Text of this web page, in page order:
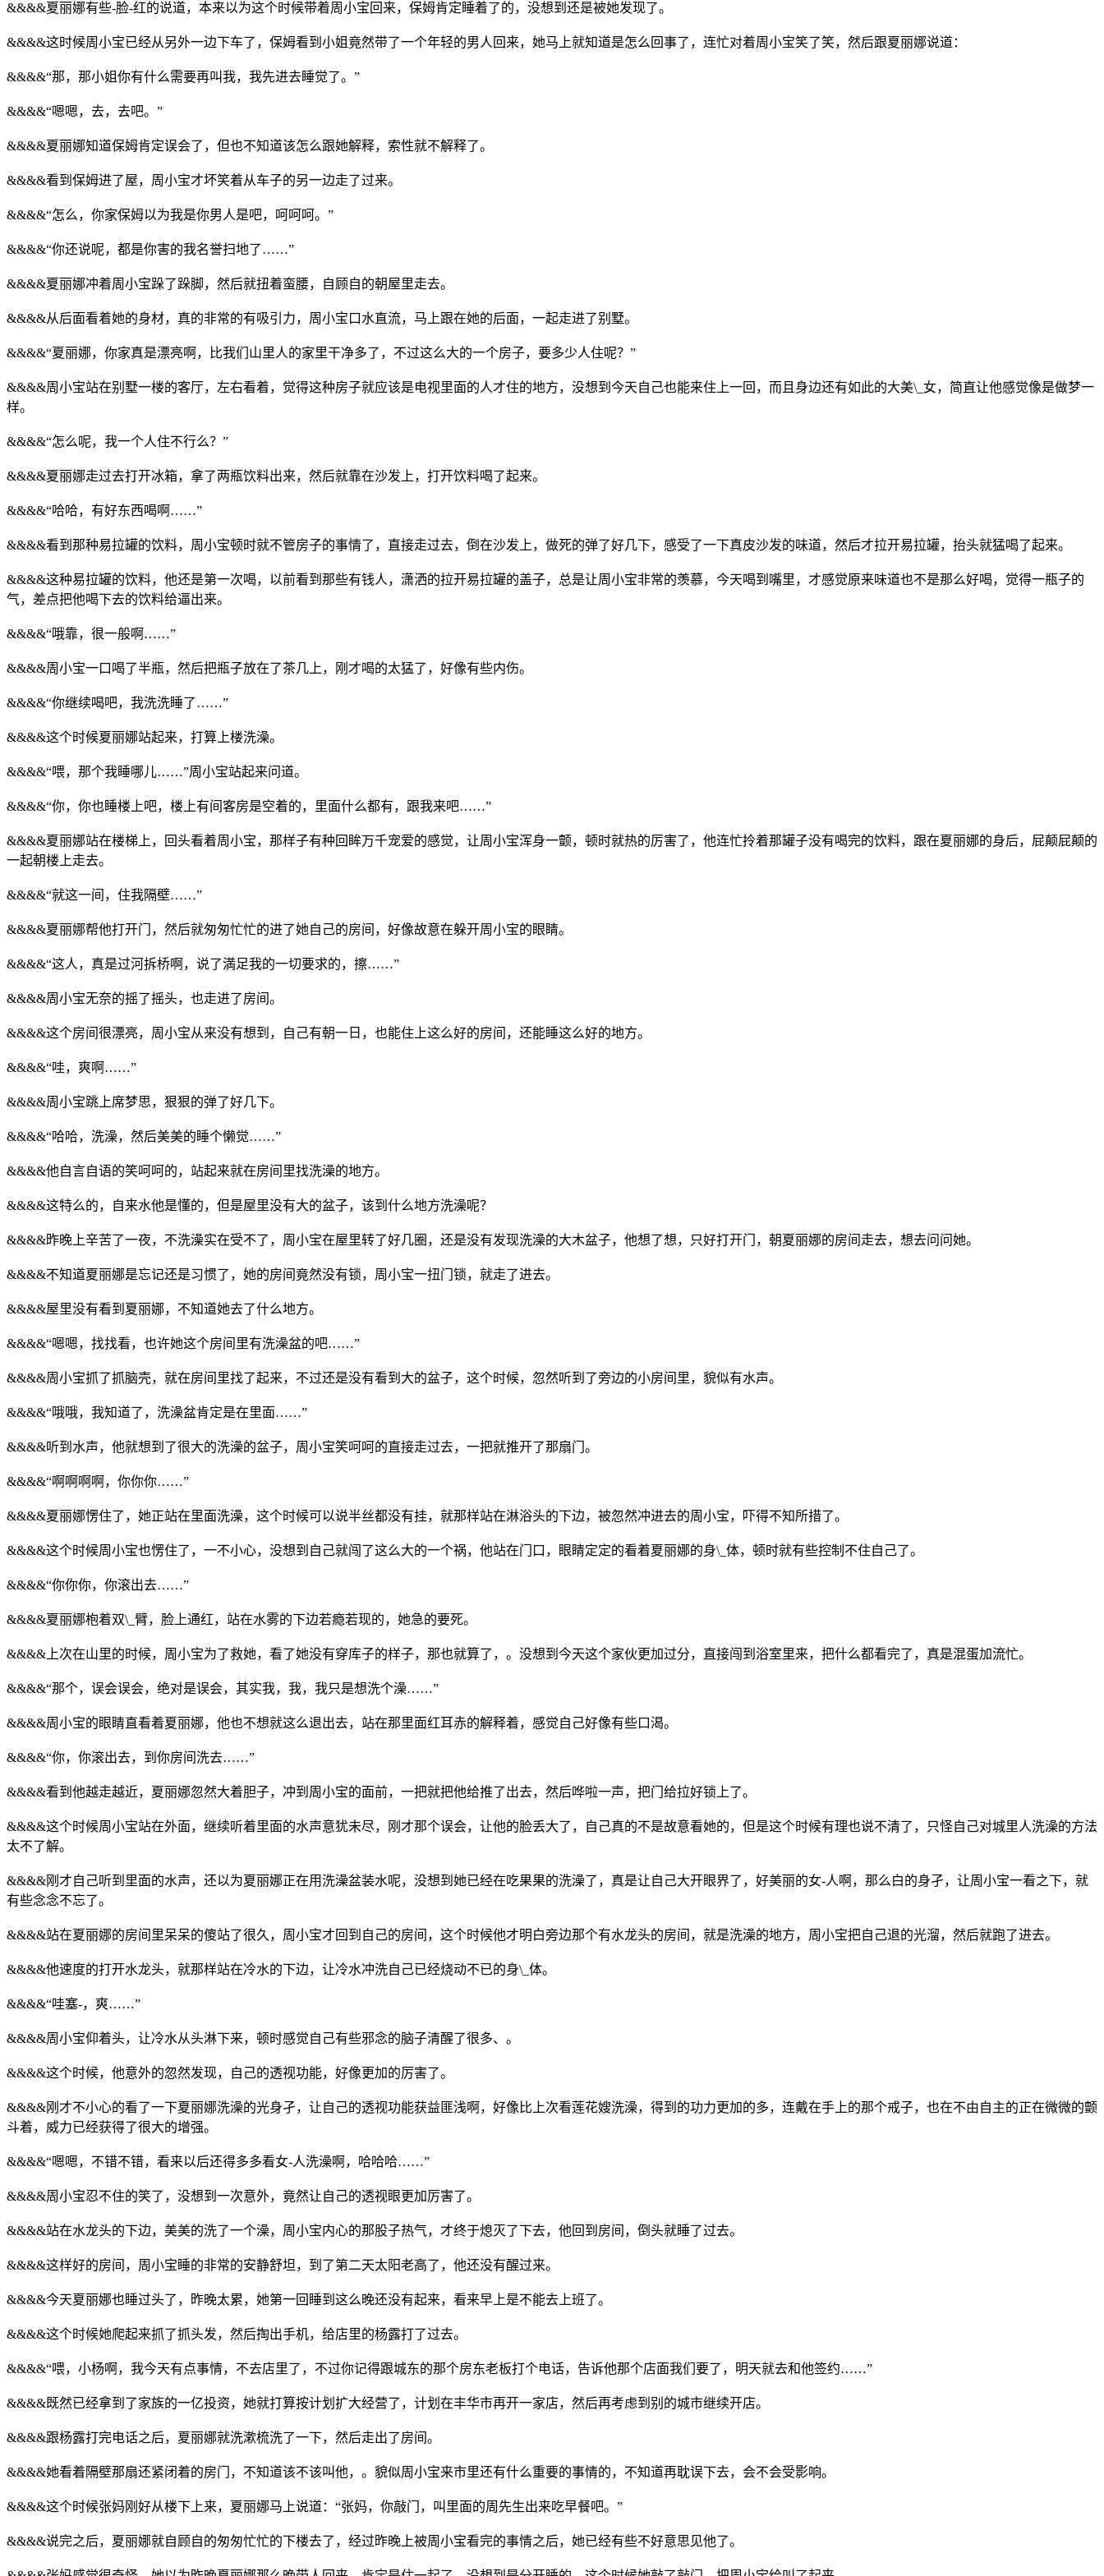
&&&&夏丽娜有些-脸-红的说道，本来以为这个时候带着周小宝回来，保姆肯定睡着了的，没想到还是被她发现了。
&&&&这时候周小宝已经从另外一边下车了，保姆看到小姐竟然带了一个年轻的男人回来，她马上就知道是怎么回事了，连忙对着周小宝笑了笑，然后跟夏丽娜说道：
&&&&“那，那小姐你有什么需要再叫我，我先进去睡觉了。”
&&&&“嗯嗯，去，去吧。”
&&&&夏丽娜知道保姆肯定误会了，但也不知道该怎么跟她解释，索性就不解释了。
&&&&看到保姆进了屋，周小宝才坏笑着从车子的另一边走了过来。
&&&&“怎么，你家保姆以为我是你男人是吧，呵呵呵。”
&&&&“你还说呢，都是你害的我名誉扫地了……”
&&&&夏丽娜冲着周小宝跺了跺脚，然后就扭着蛮腰，自顾自的朝屋里走去。
&&&&从后面看着她的身材，真的非常的有吸引力，周小宝口水直流，马上跟在她的后面，一起走进了别墅。
&&&&“夏丽娜，你家真是漂亮啊，比我们山里人的家里干净多了，不过这么大的一个房子，要多少人住呢？”
&&&&周小宝站在别墅一楼的客厅，左右看着，觉得这种房子就应该是电视里面的人才住的地方，没想到今天自己也能来住上一回，而且身边还有如此的大美\_女，简直让他感觉像是做梦一
样。
&&&&“怎么呢，我一个人住不行么？”
&&&&夏丽娜走过去打开冰箱，拿了两瓶饮料出来，然后就靠在沙发上，打开饮料喝了起来。
&&&&“哈哈，有好东西喝啊……”
&&&&看到那种易拉罐的饮料，周小宝顿时就不管房子的事情了，直接走过去，倒在沙发上，做死的弹了好几下，感受了一下真皮沙发的味道，然后才拉开易拉罐，抬头就猛喝了起来。
&&&&这种易拉罐的饮料，他还是第一次喝，以前看到那些有钱人，潇洒的拉开易拉罐的盖子，总是让周小宝非常的羡慕，今天喝到嘴里，才感觉原来味道也不是那么好喝，觉得一瓶子的
气，差点把他喝下去的饮料给逼出来。
&&&&“哦靠，很一般啊……”
&&&&周小宝一口喝了半瓶，然后把瓶子放在了茶几上，刚才喝的太猛了，好像有些内伤。
&&&&“你继续喝吧，我洗洗睡了……”
&&&&这个时候夏丽娜站起来，打算上楼洗澡。
&&&&“喂，那个我睡哪儿……”周小宝站起来问道。
&&&&“你，你也睡楼上吧，楼上有间客房是空着的，里面什么都有，跟我来吧……”
&&&&夏丽娜站在楼梯上，回头看着周小宝，那样子有种回眸万千宠爱的感觉，让周小宝浑身一颤，顿时就热的厉害了，他连忙拎着那罐子没有喝完的饮料，跟在夏丽娜的身后，屁颠屁颠的
一起朝楼上走去。
&&&&“就这一间，住我隔壁……”
&&&&夏丽娜帮他打开门，然后就匆匆忙忙的进了她自己的房间，好像故意在躲开周小宝的眼睛。
&&&&“这人，真是过河拆桥啊，说了満足我的一切要求的，擦……”
&&&&周小宝无奈的摇了摇头，也走进了房间。
&&&&这个房间很漂亮，周小宝从来没有想到，自己有朝一日，也能住上这么好的房间，还能睡这么好的地方。
&&&&“哇，爽啊……”
&&&&周小宝跳上席梦思，狠狠的弹了好几下。
&&&&“哈哈，洗澡，然后美美的睡个懒觉……”
&&&&他自言自语的笑呵呵的，站起来就在房间里找洗澡的地方。
&&&&这特么的，自来水他是懂的，但是屋里没有大的盆子，该到什么地方洗澡呢？
&&&&昨晚上辛苦了一夜，不洗澡实在受不了，周小宝在屋里转了好几圈，还是没有发现洗澡的大木盆子，他想了想，只好打开门，朝夏丽娜的房间走去，想去问问她。
&&&&不知道夏丽娜是忘记还是习惯了，她的房间竟然没有锁，周小宝一扭门锁，就走了进去。
&&&&屋里没有看到夏丽娜，不知道她去了什么地方。
&&&&“嗯嗯，找找看，也许她这个房间里有洗澡盆的吧……”
&&&&周小宝抓了抓脑壳，就在房间里找了起来，不过还是没有看到大的盆子，这个时候，忽然听到了旁边的小房间里，貌似有水声。
&&&&“哦哦，我知道了，洗澡盆肯定是在里面……”
&&&&听到水声，他就想到了很大的洗澡的盆子，周小宝笑呵呵的直接走过去，一把就推开了那扇门。
&&&&“啊啊啊啊，你你你……”
&&&&夏丽娜愣住了，她正站在里面洗澡，这个时候可以说半丝都没有挂，就那样站在淋浴头的下边，被忽然冲进去的周小宝，吓得不知所措了。
&&&&这个时候周小宝也愣住了，一不小心，没想到自己就闯了这么大的一个祸，他站在门口，眼睛定定的看着夏丽娜的身\_体，顿时就有些控制不住自己了。
&&&&“你你你，你滚出去……”
&&&&夏丽娜枹着双\_臂，脸上通红，站在水雾的下边若瘾若现的，她急的要死。
&&&&上次在山里的时候，周小宝为了救她，看了她没有穿库子的样子，那也就算了，。没想到今天这个家伙更加过分，直接闯到浴室里来，把什么都看完了，真是混蛋加流忙。
&&&&“那个，误会误会，绝对是误会，其实我，我，我只是想洗个澡……”
&&&&周小宝的眼睛直看着夏丽娜，他也不想就这么退出去，站在那里面红耳赤的解释着，感觉自己好像有些口渴。
&&&&“你，你滚出去，到你房间洗去……”
&&&&看到他越走越近，夏丽娜忽然大着胆子，冲到周小宝的面前，一把就把他给推了出去，然后哗啦一声，把门给拉好锁上了。
&&&&这个时候周小宝站在外面，继续听着里面的水声意犹未尽，刚才那个误会，让他的脸丢大了，自己真的不是故意看她的，但是这个时候有理也说不清了，只怪自己对城里人洗澡的方法
太不了解。
&&&&刚才自己听到里面的水声，还以为夏丽娜正在用洗澡盆装水呢，没想到她已经在吃果果的洗澡了，真是让自己大开眼界了，好美丽的女-人啊，那么白的身孑，让周小宝一看之下，就
有些念念不忘了。
&&&&站在夏丽娜的房间里呆呆的傻站了很久，周小宝才回到自己的房间，这个时候他才明白旁边那个有水龙头的房间，就是洗澡的地方，周小宝把自己退的光溜，然后就跑了进去。
&&&&他速度的打开水龙头，就那样站在冷水的下边，让冷水冲洗自己已经烧动不已的身\_体。
&&&&“哇塞-，爽……”
&&&&周小宝仰着头，让冷水从头淋下来，顿时感觉自己有些邪念的脑子清醒了很多、。
&&&&这个时候，他意外的忽然发现，自己的透视功能，好像更加的厉害了。
&&&&刚才不小心的看了一下夏丽娜洗澡的光身孑，让自己的透视功能获益匪浅啊，好像比上次看莲花嫂洗澡，得到的功力更加的多，连戴在手上的那个戒子，也在不由自主的正在微微的颤
斗着，威力已经获得了很大的增强。
&&&&“嗯嗯，不错不错，看来以后还得多多看女-人洗澡啊，哈哈哈……”
&&&&周小宝忍不住的笑了，没想到一次意外，竟然让自己的透视眼更加厉害了。
&&&&站在水龙头的下边，美美的洗了一个澡，周小宝内心的那股子热气，才终于熄灭了下去，他回到房间，倒头就睡了过去。
&&&&这样好的房间，周小宝睡的非常的安静舒坦，到了第二天太阳老高了，他还没有醒过来。
&&&&今天夏丽娜也睡过头了，昨晚太累，她第一回睡到这么晚还没有起来，看来早上是不能去上班了。
&&&&这个时候她爬起来抓了抓头发，然后掏出手机，给店里的杨露打了过去。
&&&&“喂，小杨啊，我今天有点事情，不去店里了，不过你记得跟城东的那个房东老板打个电话，告诉他那个店面我们要了，明天就去和他签约……”
&&&&既然已经拿到了家族的一亿投资，她就打算按计划扩大经营了，计划在丰华市再开一家店，然后再考虑到别的城市继续开店。
&&&&跟杨露打完电话之后，夏丽娜就洗漱梳洗了一下，然后走出了房间。
&&&&她看着隔壁那扇还紧闭着的房门，不知道该不该叫他，。貌似周小宝来市里还有什么重要的事情的，不知道再耽误下去，会不会受影响。
&&&&这个时候张妈刚好从楼下上来，夏丽娜马上说道：“张妈，你敲门，叫里面的周先生出来吃早餐吧。”
&&&&说完之后，夏丽娜就自顾自的匆匆忙忙的下楼去了，经过昨晚上被周小宝看完的事情之后，她已经有些不好意思见他了。